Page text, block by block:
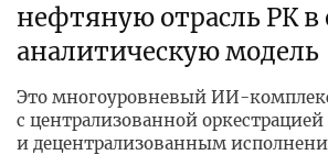
нефтяную отрасль РК
аналитическую модель
Это многоуровневый ИИ-
с централизованной оркестрацией
и децентрализованным